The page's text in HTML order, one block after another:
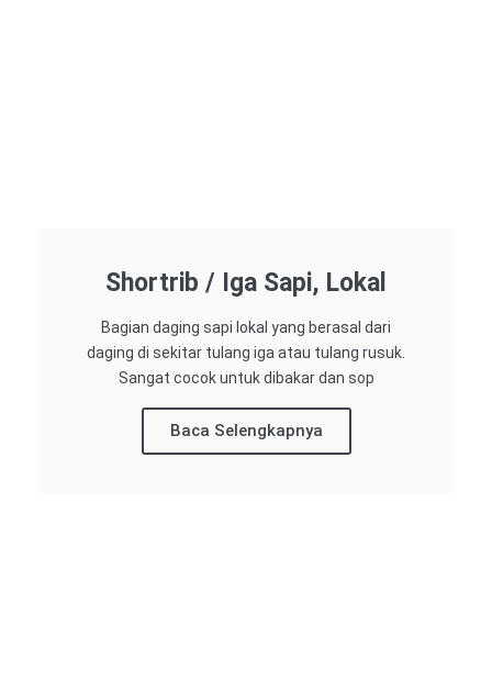
Shortrib / Iga Sapi, Lokal
Bagian daging sapi lokal yang berasal dari
daging di sekitar tulang iga atau tulang rusuk.
Sangat cocok untuk dibakar dan sop
Baca Selengkapnya